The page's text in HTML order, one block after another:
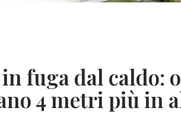
fuga dal caldo:
4 metri più in